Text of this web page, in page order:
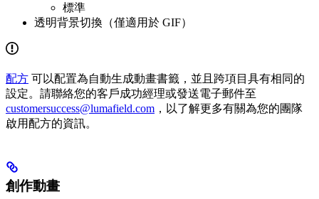
標準
透明背景切換（僅適用於 GIF）
配方 可以配置為自動生成動畫書籤，並且跨項目具有相同的
設定。請聯絡您的客戶成功經理或發送電子郵件至
customersuccess@lumafield.com ，以了解更多有關為您的團隊
啟用配方的資訊。
創作動畫